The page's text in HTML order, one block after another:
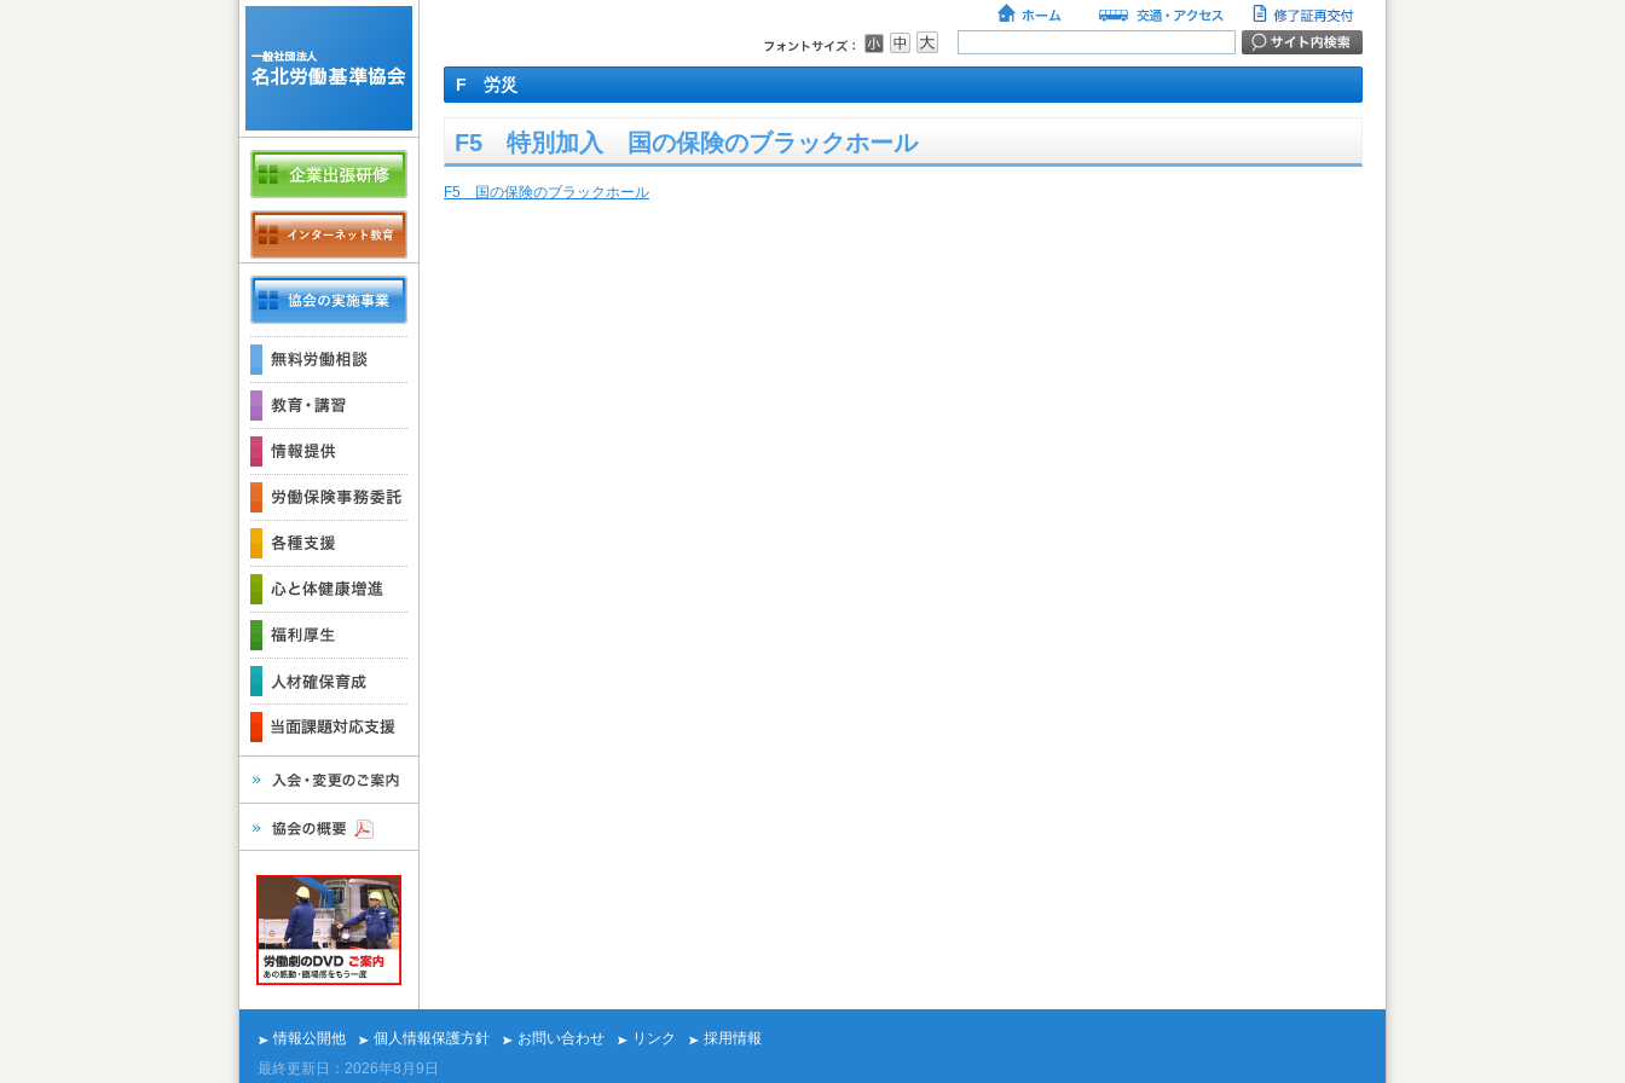
F 労災
F5 特別加入 国の保険のブラックホール
F5 国の保険のブラックホール
情報公開他 個人情報保護方針 お問い合わせ リンク
採用情報
最終更新日：2026年8月9日